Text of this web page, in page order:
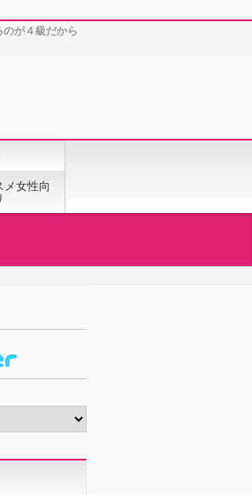
が４級だから
メ女性向